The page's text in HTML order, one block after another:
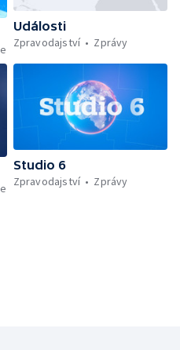
Události
Zpravodajství
Zprávy
Studio 6
Zpravodajství
Zprávy